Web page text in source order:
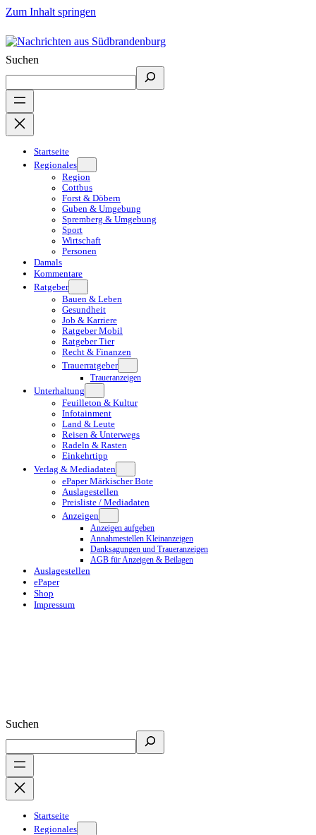
Zum Inhalt springen
Suchen
Startseite
Regionales
Region
Cottbus
Forst & Döbern
Guben & Umgebung
Spremberg & Umgebung
Sport
Wirtschaft
Personen
Damals
Kommentare
Ratgeber
Bauen & Leben
Gesundheit
Job & Karriere
Ratgeber Mobil
Ratgeber Tier
Recht & Finanzen
Trauerratgeber
Traueranzeigen
Unterhaltung
Feuilleton & Kultur
Infotainment
Land & Leute
Reisen & Unterwegs
Radeln & Rasten
Einkehrtipp
Verlag & Mediadaten
ePaper Märkischer Bote
Auslagestellen
Preisliste / Mediadaten
Anzeigen
Anzeigen aufgeben
Annahmestellen Kleinanzeigen
Danksagungen und Traueranzeigen
AGB für Anzeigen & Beilagen
Auslagestellen
ePaper
Shop
Impressum
Suchen
Startseite
Regionales